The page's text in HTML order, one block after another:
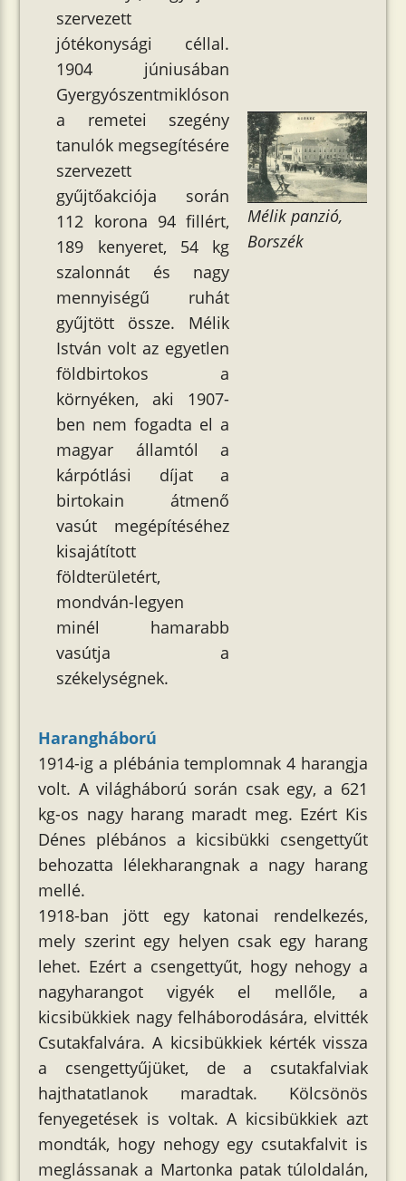
szervezett
jótékonysági céllal.
1904 júniusában
Gyergyószentmiklóson
a remetei szegény
tanulók megsegítésére
szervezett
gyűjtőakciója során
112 korona 94 fillért,
189 kenyeret, 54 kg
szalonnát és nagy
mennyiségű ruhát
gyűjtött össze. Mélik
István volt az egyetlen
földbirtokos a
környéken, aki 1907-
ben nem fogadta el a
magyar államtól a
kárpótlási díjat a
birtokain átmenő
vasút megépítéséhez
kisajátított
földterületért,
mondván-legyen
minél hamarabb
vasútja a
székelységnek.
Mélik panzió,
Borszék
Harangháború
1914-ig a plébánia templomnak 4 harangja
volt. A világháború során csak egy, a 621
kg-os nagy harang maradt meg. Ezért Kis
Dénes plébános a kicsibükki csengettyűt
behozatta lélekharangnak a nagy harang
mellé.
1918-ban jött egy katonai rendelkezés,
mely szerint egy helyen csak egy harang
lehet. Ezért a csengettyűt, hogy nehogy a
nagyharangot vigyék el mellőle, a
kicsibükkiek nagy felháborodására, elvitték
Csutakfalvára. A kicsibükkiek kérték vissza
a csengettyűjüket, de a csutakfalviak
hajthatatlanok maradtak. Kölcsönös
fenyegetések is voltak. A kicsibükkiek azt
mondták, hogy nehogy egy csutakfalvit is
meglássanak a Martonka patak túloldalán,